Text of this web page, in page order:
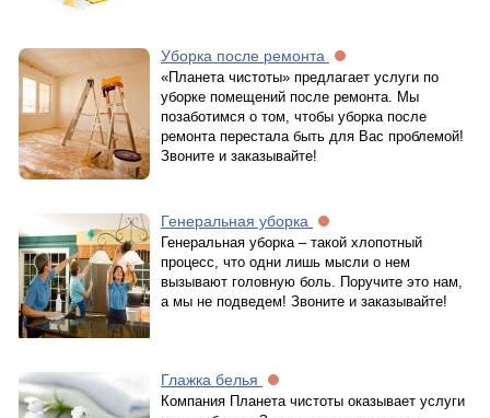
Уборка после ремонта
«Планета чистоты» предлагает услуги по
уборке помещений после ремонта. Мы
позаботимся о том, чтобы уборка после
ремонта перестала быть для Вас проблемой!
Звоните и заказывайте!
Генеральная уборка
Генеральная уборка – такой хлопотный
процесс, что одни лишь мысли о нем
вызывают головную боль. Поручите это нам,
а мы не подведем! Звоните и заказывайте!
Глажка белья
Компания Планета чистоты оказывает услуги